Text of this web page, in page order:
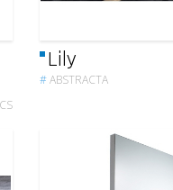
Lily
#ABSTRACTA